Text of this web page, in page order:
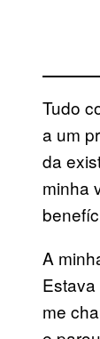
Tudo
a um
da
minha
A
me